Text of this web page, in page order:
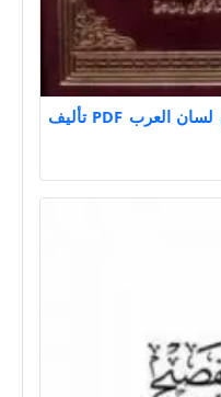
تحميل كتاب ارتشاف الضرب من لسان العرب PDF تأليف